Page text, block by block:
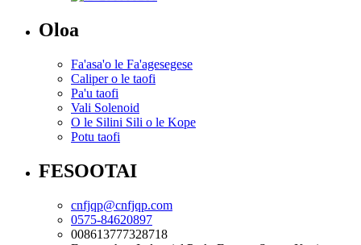
Oloa
Fa'asa'o le Fa'agesegese
Caliper o le taofi
Pa'u taofi
Vali Solenoid
O le Silini Sili o le Kope
Potu taofi
FESOOTAI
cnfjqp@cnfjqp.com
0575-84620897
008613777328718